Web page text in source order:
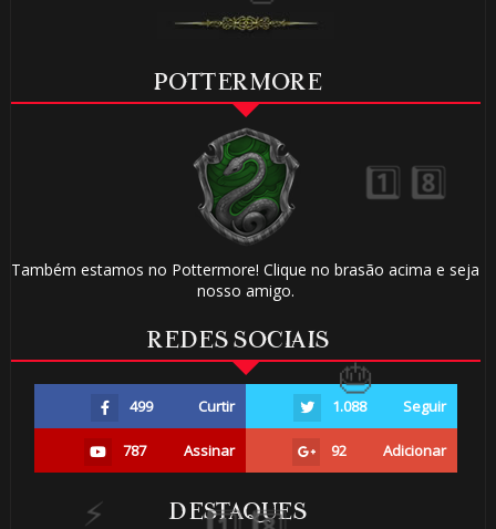
POTTERMORE
Também estamos no Pottermore! Clique no brasão acima e seja
nosso amigo.
REDES SOCIAIS
499 Curtir 1.088 Seguir
787 Assinar 92 Adicionar
DESTAQUES
⚡